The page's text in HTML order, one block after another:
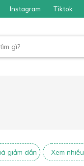
Instagram Tiktok
giảm dần Xem nhiều